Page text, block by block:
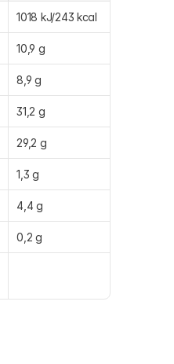
1018 kJ/243 kcal
10,9 g
8,9 g
31,2 g
29,2 g
1,3 g
4,4 g
0,2 g